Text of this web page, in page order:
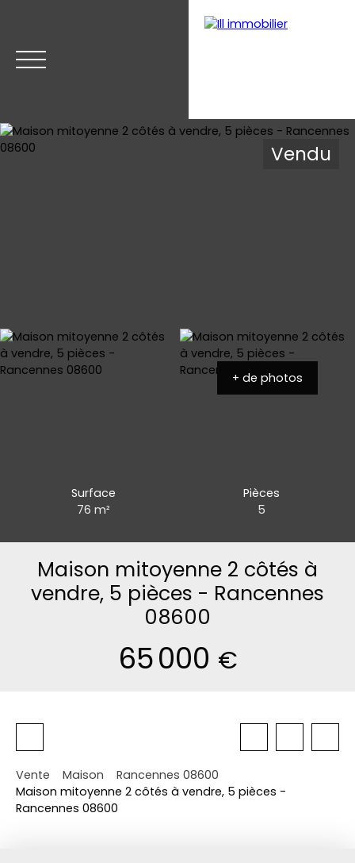
Vendu
+ de photos
Surface
76m²
Pièces
5
Maison mitoyenne 2 côtés à
vendre, 5 pièces - Rancennes
08600
65 000 €
Vente Maison
Rancennes 08600
Maison mitoyenne 2 côtés à vendre, 5 pièces -
Rancennes 08600